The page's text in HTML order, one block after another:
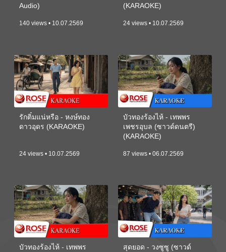
Audio)
140 views • 10.07.2569
(KARAOKE)
24 views • 10.07.2569
รักติ๋มแน่หรือ - หงษ์ทอง
ดาวอุดร (KARAOKE)
24 views • 10.07.2569
บัวทองร้องไห้ - เทพพร
เพชรอุบล (ซาวด์ดนตรี)
(KARAOKE)
87 views • 06.07.2569
บัวทองร้องไห้ - เทพพร
สุดยอด - วงซูซู (ซาวด์